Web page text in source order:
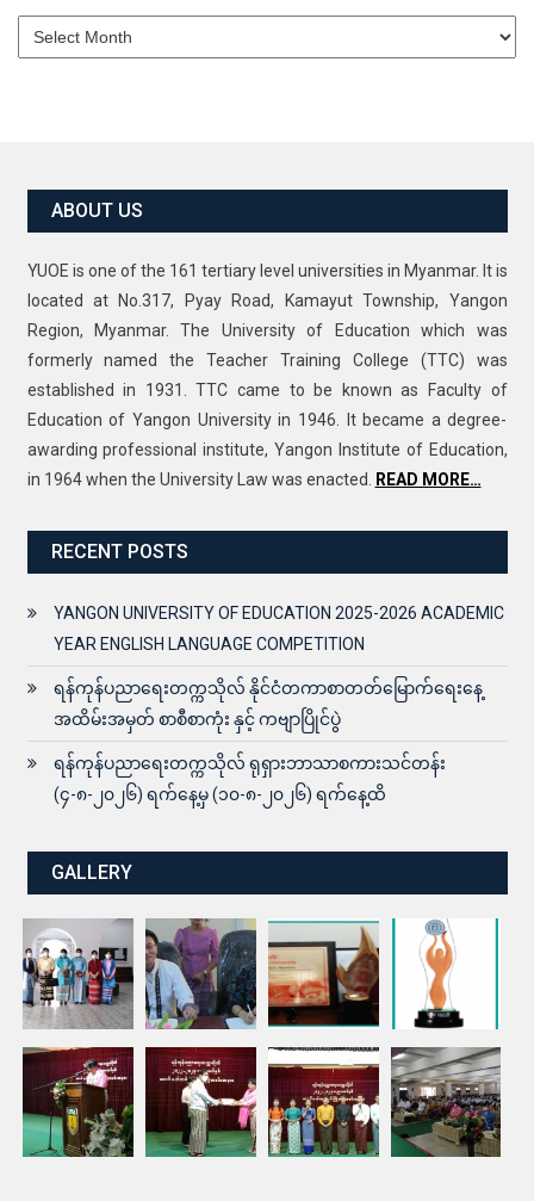
Archives
ABOUT US
YUOE is one of the 161 tertiary level universities in Myanmar. It is
located at No.317, Pyay Road, Kamayut Township, Yangon
Region, Myanmar. The University of Education which was
formerly named the Teacher Training College (TTC) was
established in 1931. TTC came to be known as Faculty of
Education of Yangon University in 1946. It became a degree-
awarding professional institute, Yangon Institute of Education,
in 1964 when the University Law was enacted.
READ MORE…
RECENT POSTS
YANGON UNIVERSITY OF EDUCATION 2025-2026 ACADEMIC
YEAR ENGLISH LANGUAGE COMPETITION
ရန်ကုန်ပညာရေးတက္ကသိုလ် နိုင်ငံတကာစာတတ်မြောက်ရေးနေ့
အထိမ်းအမှတ် စာစီစာကုံး နှင့် ကဗျာပြိုင်ပွဲ
ရန်ကုန်ပညာရေးတက္ကသိုလ် ရုရှားဘာသာစကားသင်တန်း
(၄-၈-၂၀၂၆) ရက်နေ့မှ (၁၀-၈-၂၀၂၆) ရက်နေ့ထိ
GALLERY